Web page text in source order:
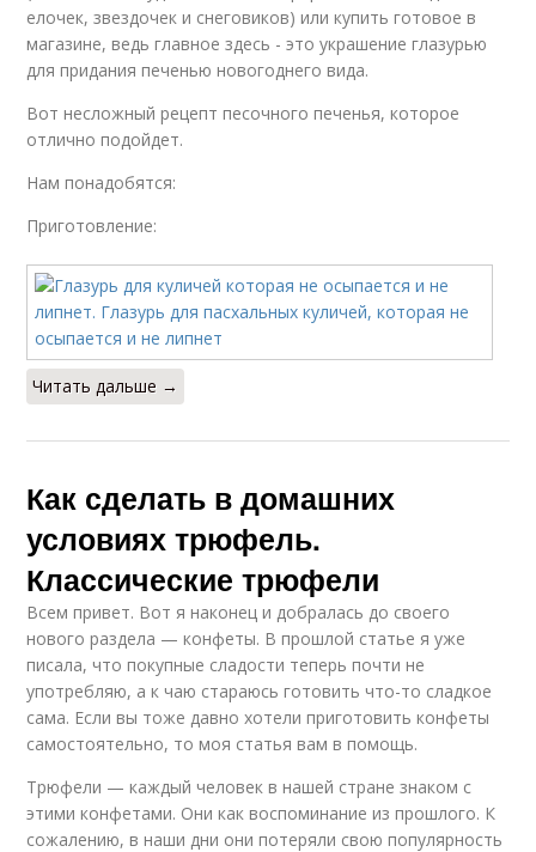
елочек, звездочек и снеговиков) или купить готовое в
магазине, ведь главное здесь - это украшение глазурью
для придания печенью новогоднего вида.
Вот несложный рецепт песочного печенья, которое
отлично подойдет.
Нам понадобятся:
Приготовление:
Читать дальше →
Как сделать в домашних
условиях трюфель.
Классические трюфели
Всем привет. Вот я наконец и добралась до своего
нового раздела — конфеты. В прошлой статье я уже
писала, что покупные сладости теперь почти не
употребляю, а к чаю стараюсь готовить что-то сладкое
сама. Если вы тоже давно хотели приготовить конфеты
самостоятельно, то моя статья вам в помощь.
Трюфели — каждый человек в нашей стране знаком с
этими конфетами. Они как воспоминание из прошлого. К
сожалению, в наши дни они потеряли свою популярность